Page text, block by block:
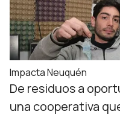
Impacta Neuquén
De residuos a
una cooperativa